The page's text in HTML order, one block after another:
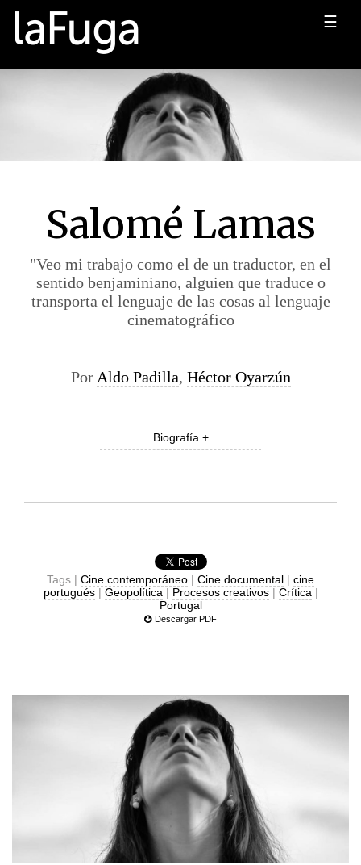
☰
Salomé Lamas
"Veo mi trabajo como el de un traductor, en el
sentido benjaminiano, alguien que traduce o
transporta el lenguaje de las cosas al lenguaje
cinematográfico
Por Aldo Padilla, Héctor Oyarzún
Biografía +
Tags | Cine contemporáneo | Cine documental | cine
portugués| Geopolítica | Procesos creativos| Crítica |
Portugal
Descargar PDF